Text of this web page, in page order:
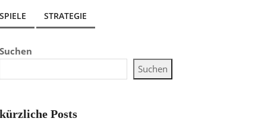
STRATEGIE
Suchen
Suchen
kürzliche Posts